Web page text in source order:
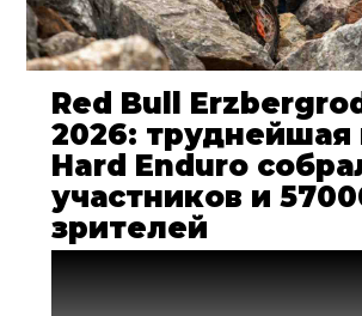
Red Bull
2026: труднейшая
Hard Enduro
участников и
зрителей